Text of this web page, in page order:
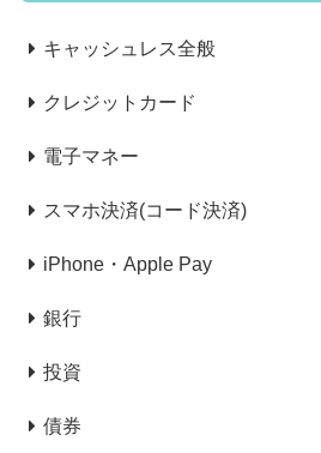
キャッシュレス全般
クレジットカード
電子マネー
スマホ決済(コード決済)
iPhone・Apple Pay
銀行
投資
債券